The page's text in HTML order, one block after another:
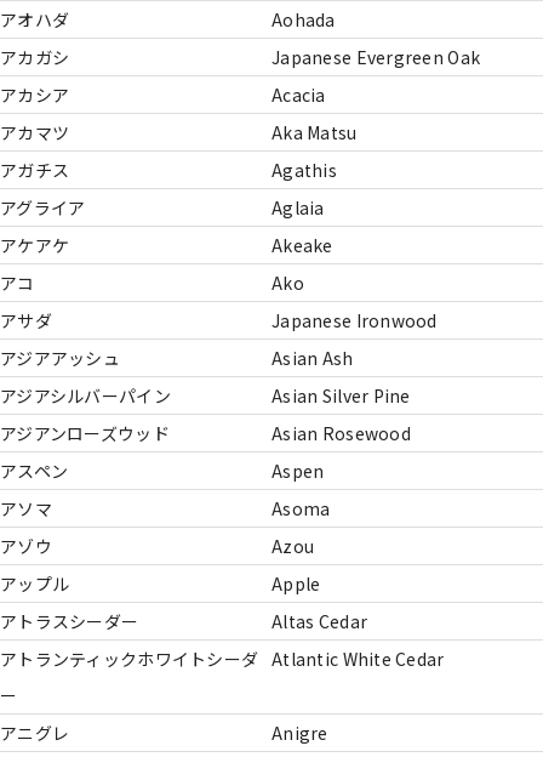
アオハダ
Aohada
アカガシ
Japanese Evergreen Oak
アカシア
Acacia
アカマツ
Aka Matsu
アガチス
Agathis
アグライア
Aglaia
アケアケ
Akeake
アコ
Ako
アサダ
Japanese Ironwood
アジアアッシュ
Asian Ash
アジアシルバーパイン
Asian Silver Pine
アジアンローズウッド
Asian Rosewood
アスペン
Aspen
アソマ
Asoma
アゾウ
Azou
アップル
Apple
アトラスシーダー
Altas Cedar
アトランティックホワイトシーダ
ー
Atlantic White Cedar
アニグレ
Anigre